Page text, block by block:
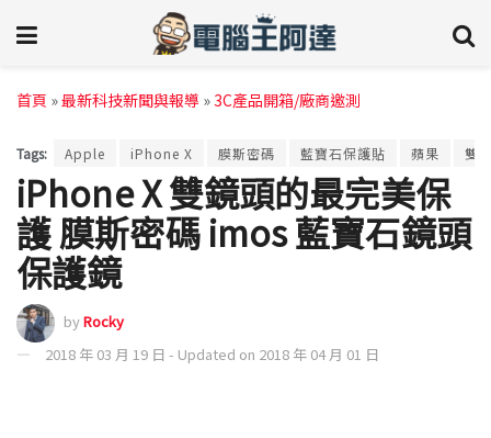
首頁 »最新科技新聞與報導 »3C產品開箱/廠商邀測
Tags: Apple iPhone X 膜斯密碼 藍寶石保護貼 蘋果 雙
iPhone X 雙鏡頭的最完美保
護 膜斯密碼 imos 藍寶石鏡頭
保護鏡
byRocky
2018 年 03 月 19 日 - Updated on 2018 年 04 月 01 日